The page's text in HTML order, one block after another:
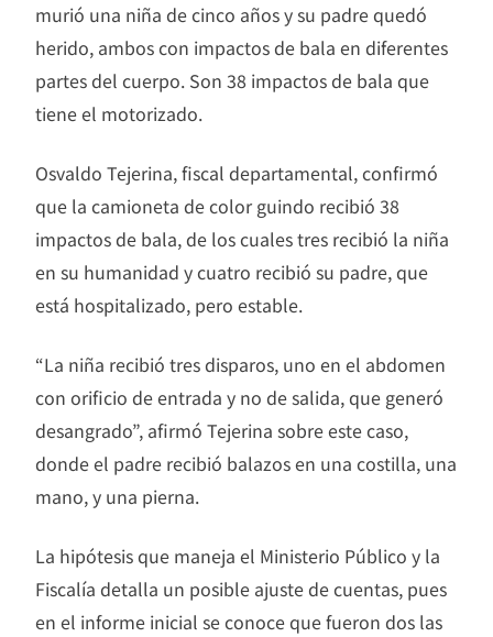
murió una niña de cinco años y su padre quedó
herido, ambos con impactos de bala en diferentes
partes del cuerpo. Son 38 impactos de bala que
tiene el motorizado.
Osvaldo Tejerina, fiscal departamental, confirmó
que la camioneta de color guindo recibió 38
impactos de bala, de los cuales tres recibió la niña
en su humanidad y cuatro recibió su padre, que
está hospitalizado, pero estable.
“La niña recibió tres disparos, uno en el abdomen
con orificio de entrada y no de salida, que generó
desangrado”, afirmó Tejerina sobre este caso,
donde el padre recibió balazos en una costilla, una
mano, y una pierna.
La hipótesis que maneja el Ministerio Público y la
Fiscalía detalla un posible ajuste de cuentas, pues
en el informe inicial se conoce que fueron dos las